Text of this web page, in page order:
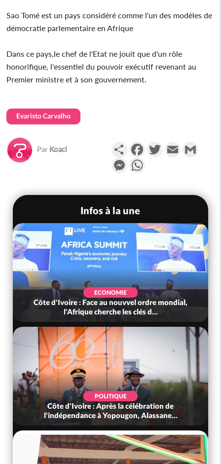
Sao Tomé est un pays considéré comme l'un des modèles de
démocratie parlementaire en Afrique
Dans ce pays,le chef de l'Etat ne jouit que d'un rôle
honorifique, l'essentiel du pouvoir exécutif revenant au
Premier ministre et à son gouvernement.
Evaristo Carvalho
Par Koaci PartagerFacebookTwitterEmail
Messenger
Infos à la une
ECONOMIE
Côte d'Ivoire : Face au nouvvel ordre mondial,
l'Afrique cherche les clés d...
POLITIQUE
Côte d'Ivoire : Après la célébration de
l'indépendance à Yopougon, Alassane...